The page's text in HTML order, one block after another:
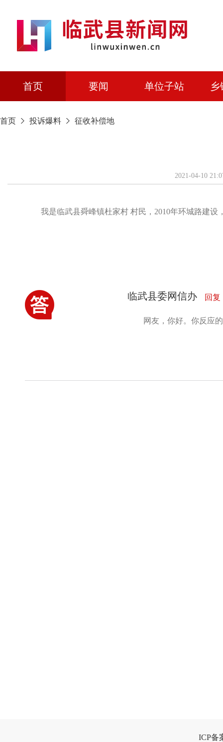
首页 要闻 单位子站
首页 投诉爆料 征收补偿地
2021-04-10
我是临武县舜峰镇杜家村 村民，2010年环城路建
临武县委网信办 回复
网友，你好。你反应
ICP备